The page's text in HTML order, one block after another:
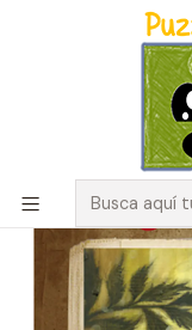
Envíos GRATIS
Catálogo de
Puzzle